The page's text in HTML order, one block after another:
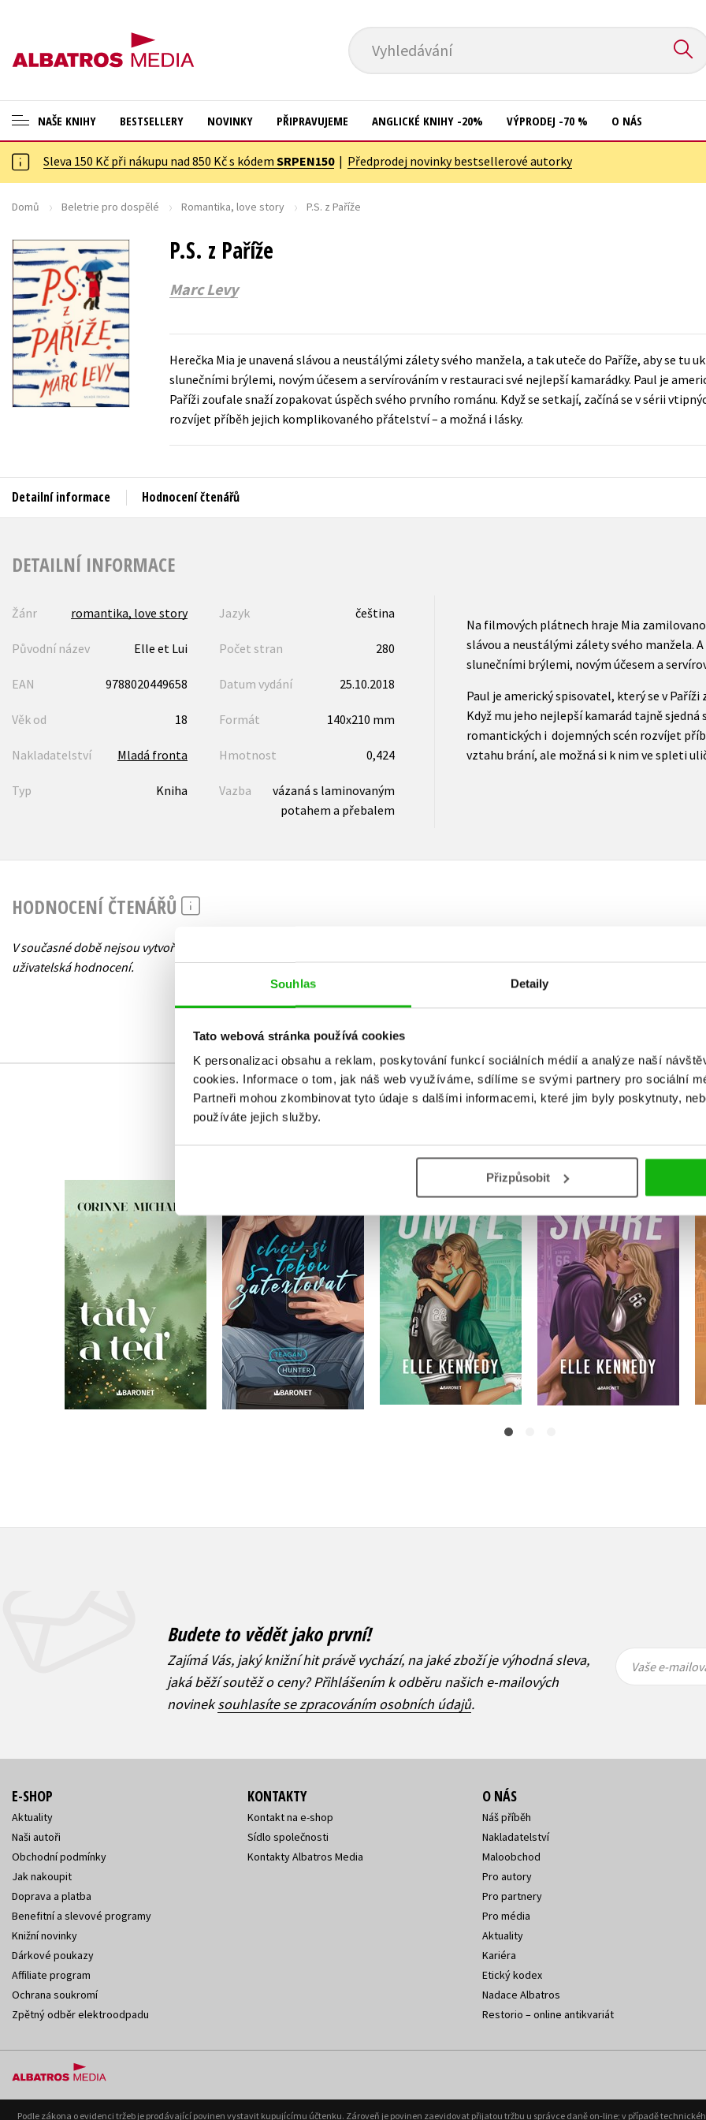
Souhlas Detaily
Tato webová stránka používá cookies
K personalizaci obsahu a reklam, poskytování funkcí sociálních médií a analýze naší
cookies. Informace o tom, jak náš web využíváme, sdílíme se svými partnery pro sociální
Partneři mohou zkombinovat tyto údaje s dalšími informacemi, které jim byly poskytnuty,
používáte jejich služby.
Přizpůsobit
Vyhledávání
NAŠE KNIHY
ANGLICKÉ KNIHY -20 %
VÝPRODEJ -70 %
ASTERIX S DÁRKEM
🎁DÁRKOVÉ PUBLIKACE
✉️ DÁRKOVÉ POUKAZY
Auto - moto
Beletrie pro děti
Cestování
Dárkové publikace
Digitální fotografie
Esoterika a duchovní svět
Jazyky
Kalendáře
Populárně - naučná pro dospělé
Populárně - naučné pro děti
Předškoláci
Příroda a zahrada
Young adult
Young adult (SK)
Zahraniční literatura
Všechny tituly
BESTSELLERY NOVINKY PŘIPRAVUJEME ANGLICKÉ KNIHY -20% VÝPRODEJ -70 % O NÁS
Sleva 150 Kč při nákupu nad 850 Kč s kódem SRPEN150| Předprodej novinky bestsellerové autorky
Domů Beletrie pro dospělé Romantika, love story P.S. z Paříže
P.S. z Paříže
Marc Levy
Herečka Mia je unavená slávou a neustálými zálety svého manžela, a tak uteče do Paříže, aby se tu
slunečními brýlemi, novým účesem a servírováním v restauraci své nejlepší kamarádky. Paul je
Paříži zoufale snaží zopakovat úspěch svého prvního románu. Když se setkají, začíná se v sérii
rozvíjet příběh jejich komplikovaného přátelství – a možná i lásky.
Detailní informace Hodnocení čtenářů
DETAILNÍ INFORMACE
Žánr romantika, love story Jazyk čeština
Původní název Elle et Lui Počet stran 280
EAN 9788020449658 Datum vydání 25.10.2018
Věk od 18 Formát 140x210 mm
Nakladatelství Mladá fronta Hmotnost 0,424
Typ Kniha Vazba
vázaná s laminovaným
potahem a přebalem
Na filmových plátnech hraje Mia
slávou a neustálými zálety svého manžela.
slunečními brýlemi, novým účesem a
Paul je americký spisovatel, který se v
Když mu jeho nejlepší kamarád tajně
romantických i dojemných scén rozvíjet
vztahu brání, ale možná si k nim ve spleti
HODNOCENÍ ČTENÁŘŮ
V současné době nejsou vytvořena žádná
uživatelská hodnocení.
Uživatelskou recenzi mohou vkládat pouze registrovaní
MOHLO BY VÁS TAKÉ ZAJÍMAT
Tady a teď
Corinne Michaels
Do košíku
469 Kč
375 Kč
zatextovat
Teagan Hunter
Do košíku
399 Kč
319 Kč
Elle Kennedy
Do košíku
449 Kč
359 Kč
Elle Kennedy
Do košíku
499 Kč
399 Kč
Budete to vědět jako první!
Zajímá Vás, jaký knižní hit právě vychází, na jaké zboží je výhodná sleva,
jaká běží soutěž o ceny? Přihlášením k odběru našich e-mailových
novineksouhlasíte se zpracováním osobních údajů.
mailová
mailová
Vaše e-
E-SHOP
Aktuality
Naši autoři
Obchodní podmínky
Jak nakoupit
Doprava a platba
Benefitní a slevové programy
Knižní novinky
Dárkové poukazy
Affiliate program
Ochrana soukromí
Zpětný odběr elektroodpadu
KONTAKTY
Kontakt na e-shop
Sídlo společnosti
Kontakty Albatros Media
O NÁS
Náš příběh
Nakladatelství
Maloobchod
Pro autory
Pro partnery
Pro média
Aktuality
Kariéra
Etický kodex
Nadace Albatros
Restorio – online antikvariát
Podle zákona o evidenci tržeb je prodávající povinen vystavit kupujícímu účtenku. Zároveň je povinen zaevidovat přijatou tržbu u správce daně on-line; v případě